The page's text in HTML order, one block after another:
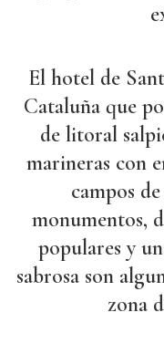
El hotel de
Cataluña que
de litoral
marineras con
campos
monumentos,
populares y
sabrosa son
zona